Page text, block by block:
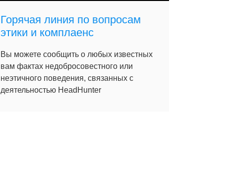
Горячая линия по вопросам
этики и комплаенс
Вы можете сообщить о любых известных
вам фактах недобросовестного или
неэтичного поведения, связанных с
деятельностью HeadHunter